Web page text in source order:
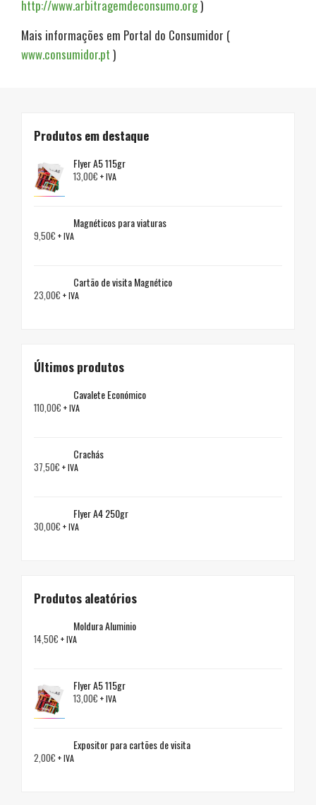
http://www.arbitragemdeconsumo.org)
Mais informações em Portal do Consumidor (
www.consumidor.pt )
Produtos em destaque
Flyer A5 115gr
13,00€ + IVA
Magnéticos para viaturas
9,50€ + IVA
Cartão de visita Magnético
23,00€ + IVA
Últimos produtos
Cavalete Económico
110,00€ + IVA
Crachás
37,50€ + IVA
Flyer A4 250gr
30,00€ + IVA
Produtos aleatórios
Moldura Aluminio
14,50€ + IVA
Flyer A5 115gr
13,00€ + IVA
Expositor para cartões de visita
2,00€ + IVA